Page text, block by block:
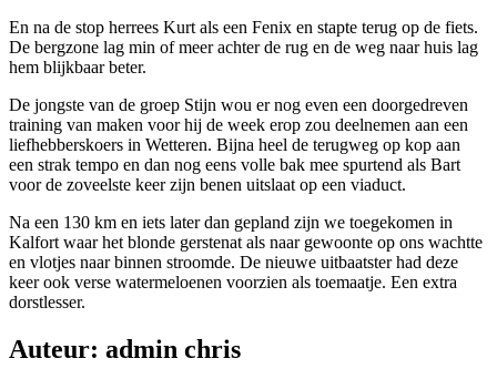
En na de stop herrees Kurt als een Fenix en stapte terug op de fiets.
De bergzone lag min of meer achter de rug en de weg naar huis lag
hem blijkbaar beter.
De jongste van de groep Stijn wou er nog even een doorgedreven
training van maken voor hij de week erop zou deelnemen aan een
liefhebberskoers in Wetteren. Bijna heel de terugweg op kop aan
een strak tempo en dan nog eens volle bak mee spurtend als Bart
voor de zoveelste keer zijn benen uitslaat op een viaduct.
Na een 130 km en iets later dan gepland zijn we toegekomen in
Kalfort waar het blonde gerstenat als naar gewoonte op ons wachtte
en vlotjes naar binnen stroomde. De nieuwe uitbaatster had deze
keer ook verse watermeloenen voorzien als toemaatje. Een extra
dorstlesser.
Auteur: admin chris